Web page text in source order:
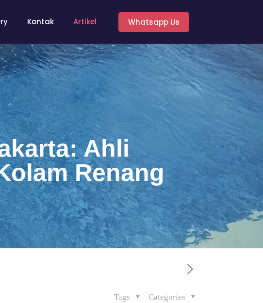
Kontak Artikel Whatsapp Us
Ahli
Renang
Categories
Tags